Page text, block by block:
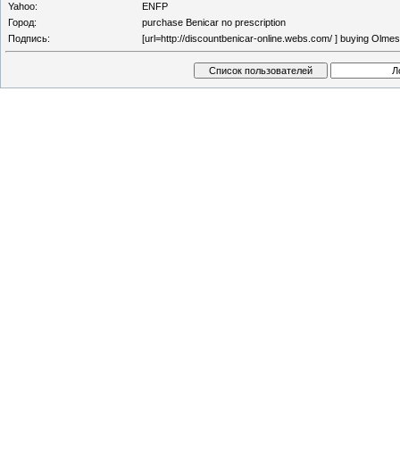
Yahoo:
ENFP
Город:
purchase Benicar no prescription
Подпись:
[url=http://discountbenicar-online.webs.com/ ] buying